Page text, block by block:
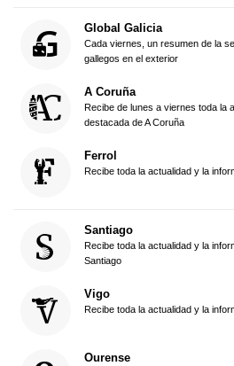
Global Galicia
Cada viernes, un resumen de la
gallegos en el exterior
A Coruña
Recibe de lunes a viernes toda la
destacada de A Coruña
Ferrol
Recibe toda la actualidad y la
Santiago
Recibe toda la actualidad y la
Santiago
Vigo
Recibe toda la actualidad y la
Ourense